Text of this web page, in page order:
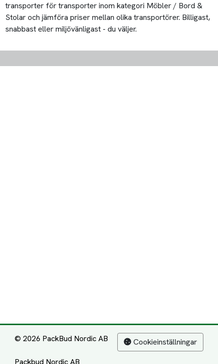
transporter för transporter inom kategori Möbler / Bord &
Stolar och jämföra priser mellan olika transportörer. Billigast,
snabbast eller miljövänligast - du väljer.
© 2026 PackBud Nordic AB
Packbud Nordic AB
Cookieinställningar